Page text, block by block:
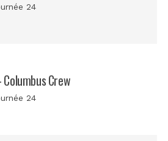
24
Columbus Crew
24